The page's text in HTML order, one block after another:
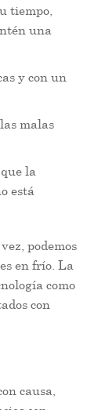
tiempo,
una
y con un
malas
la
está
podemos
en frío. La
como
con
causa,